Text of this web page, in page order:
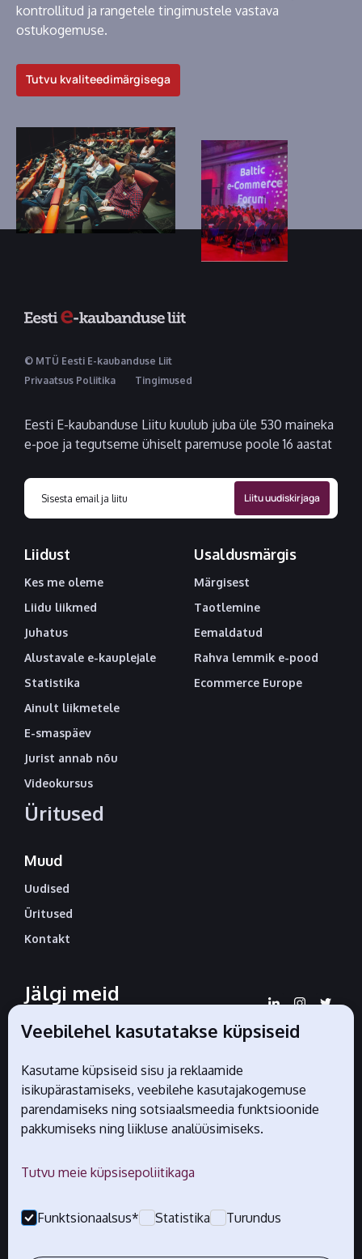
kontrollitud ja rangetele tingimustele vastava
ostukogemuse.
Tutvu kvaliteedimärgisega
© MTÜ Eesti E-kaubanduse Liit
Privaatsus Poliitika
Tingimused
Eesti E-kaubanduse Liitu kuulub juba üle 530 maineka
e-poe ja tegutseme ühiselt paremuse poole 16 aastat
Liidust
Kes me oleme
Liidu liikmed
Juhatus
Alustavale e-kauplejale
Statistika
Ainult liikmetele
E-smaspäev
Jurist annab nõu
Videokursus
Üritused
Usaldusmärgis
Märgisest
Taotlemine
Eemaldatud
Rahva lemmik e-pood
Ecommerce Europe
Muud
Uudised
Üritused
Kontakt
Jälgi meid
sotsiaalmeedias
Liidu ametlikud partnerid
Veebilehel kasutatakse küpsiseid
Kasutame küpsiseid sisu ja reklaamide
isikupärastamiseks, veebilehe kasutajakogemuse
parendamiseks ning sotsiaalsmeedia funktsioonide
pakkumiseks ning liikluse analüüsimiseks.
Tutvu meie küpsisepoliitikaga
Funktsionaalsus* Statistika Turundus